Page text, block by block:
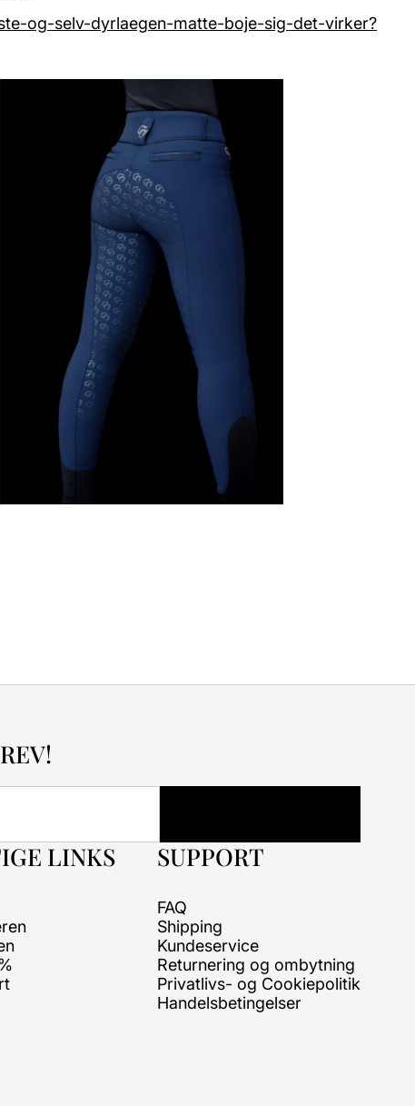
og-selv-dyrlaegen-matte-boje-sig-det-virker?
LINKS SUPPORT
FAQ
Shipping
Kundeservice
Returnering og ombytning
Privatlivs- og Cookiepolitik
Handelsbetingelser